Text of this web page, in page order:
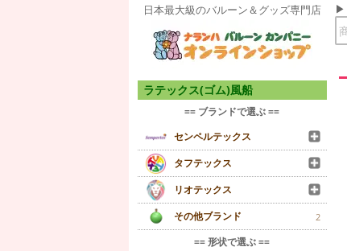
日本最大級のバルーン＆グッズ専門店
ラテックス(ゴム)風船
== ブランドで選ぶ ==
センペルテックス
タフテックス
リオテックス
その他ブランド
2
== 形状で選ぶ ==